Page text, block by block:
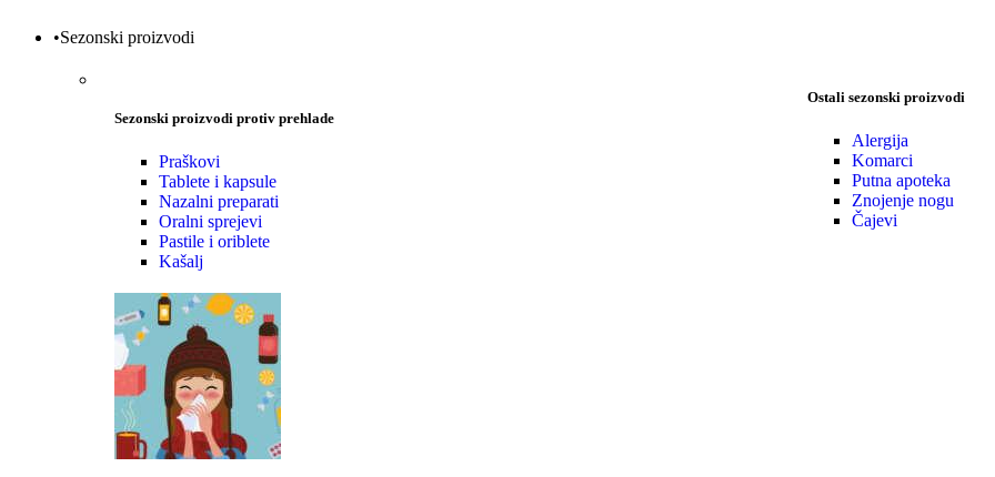
•Sezonski proizvodi
Sezonski proizvodi protiv prehlade
Praškovi
Tablete i kapsule
Nazalni preparati
Oralni sprejevi
Pastile i oriblete
Kašalj
Ostali sezonski proizvodi
Alergija
Komarci
Putna apoteka
Znojenje nogu
Čajevi